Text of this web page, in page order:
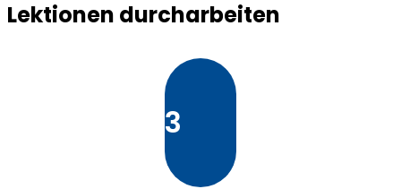
Lektionen durcharbeiten
3